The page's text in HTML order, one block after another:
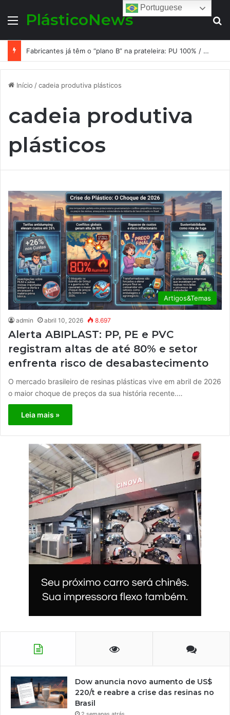
MenuPlásticoNews
Fabricantes já têm o “plano B” na prateleira: PU 100% / NC-free existe, mas ainda é pouco usado: a hora é transformar isso em projeto de resiliência
Início /cadeia produtiva plásticos
cadeia produtiva
plásticos
Artigos&Temas
admin abril 10, 2026 8.697
Alerta ABIPLAST: PP, PE e PVC
registram altas de até 80% e setor
enfrenta risco de desabastecimento
O mercado brasileiro de resinas plásticas vive em abril de 2026
o maior choque de preços da sua história recente.…
Leia mais »
Dow anuncia novo aumento de US$
220/t e reabre a crise das resinas no
Brasil
Portuguese